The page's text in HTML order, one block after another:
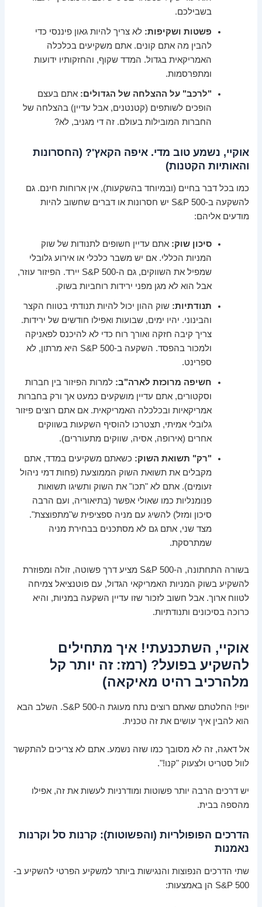
בשבילכם.
פשטות ושקיפות: לא צריך להיות גאון פיננסי כדי
להבין מה אתם קונים. אתם משקיעים בכלכלה
האמריקאית בגדול. המדד שקוף, והחזקותיו ידועות
ומתפרסמות.
"לרכב" על ההצלחה של הגדולים: אתם בעצם
הופכים לשותפים (קטנטנים, אבל עדיין) בהצלחה של
החברות המובילות בעולם. זה די מגניב, לא?
אוקיי, נשמע טוב מדי. איפה הקאץ'? (החסרונות
והאותיות הקטנות)
כמו בכל דבר בחיים (ובמיוחד בהשקעות), אין ארוחות חינם. גם
להשקעה ב-S&P 500 יש חסרונות או דברים שחשוב להיות
מודעים אליהם:
סיכון שוק: אתם עדיין חשופים לתנודות של שוק
המניות הכללי. אם יש משבר כלכלי או אירוע גלובלי
שמפיל את השווקים, גם ה-S&P 500 יירד. הפיזור עוזר,
אבל הוא לא מגן מפני ירידות רוחביות בשוק.
תנודתיות: שוק ההון יכול להיות תנודתי בטווח הקצר
והבינוני. יהיו ימים, שבועות ואפילו חודשים של ירידות.
צריך קיבה חזקה ואורך רוח כדי לא להיכנס לפאניקה
ולמכור בהפסד. השקעה ב-S&P 500 היא מרתון, לא
ספרינט.
חשיפה מרוכזת לארה"ב: למרות הפיזור בין חברות
וסקטורים, אתם עדיין מושקעים כמעט אך ורק בחברות
אמריקאיות ובכלכלה האמריקאית. אם אתם רוצים פיזור
גלובלי אמיתי, תצטרכו להוסיף השקעות בשווקים
אחרים (אירופה, אסיה, שווקים מתעוררים).
"רק" תשואת השוק: כשאתם משקיעים במדד, אתם
מקבלים את תשואת השוק הממוצעת (פחות דמי ניהול
זעומים). אתם לא "תכו" את השוק ותשיגו תשואות
פנומנליות כמו שאולי אפשר (בתיאוריה, ועם הרבה
סיכון ומזל) להשיג עם מניה ספציפית ש"מתפוצצת".
מצד שני, אתם גם לא מסתכנים בבחירת מניה
שמתרסקת.
בשורה התחתונה, ה-S&P 500 מציע דרך פשוטה, זולה ומפוזרת
להשקיע בשוק המניות האמריקאי הגדול, עם פוטנציאל צמיחה
לטווח ארוך. אבל חשוב לזכור שזו עדיין השקעה במניות, והיא
כרוכה בסיכונים ותנודתיות.
אוקיי, השתכנעתי! איך מתחילים
להשקיע בפועל? (רמז: זה יותר קל
מלהרכיב רהיט מאיקאה)
יופי! החלטתם שאתם רוצים נתח מעוגת ה-S&P 500. השלב הבא
הוא להבין איך עושים את זה טכנית.
אל דאגה, זה לא מסובך כמו שזה נשמע. אתם לא צריכים להתקשר
לוול סטריט ולצעוק "קנו!".
יש דרכים הרבה יותר פשוטות ומודרניות לעשות את זה, אפילו
מהספה בבית.
הדרכים הפופולריות (והפשוטות): קרנות סל וקרנות
נאמנות
שתי הדרכים הנפוצות והנגישות ביותר למשקיע הפרטי להשקיע ב-
S&P 500 הן באמצעות: